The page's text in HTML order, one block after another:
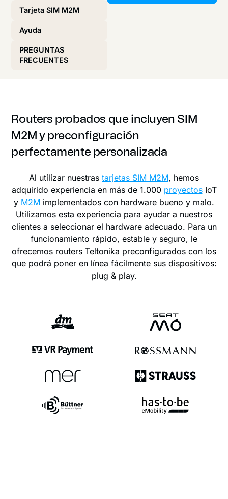
Tarjeta SIM M2M
Ayuda
PREGUNTAS
FRECUENTES
Routers probados que incluyen SIM
M2M y preconfiguración
perfectamente personalizada
Al utilizar nuestras tarjetas SIM M2M, hemos
adquirido experiencia en más de 1.000 proyectosIoT
y M2M implementados con hardware bueno y malo.
Utilizamos esta experiencia para ayudar a nuestros
clientes a seleccionar el hardware adecuado. Para un
funcionamiento rápido, estable y seguro, le
ofrecemos routers Teltonika preconfigurados con los
que podrá poner en línea fácilmente sus dispositivos:
plug & play.